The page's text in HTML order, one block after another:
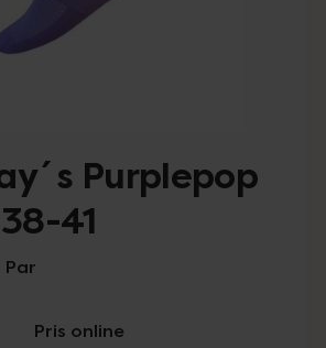
Purplepop
41
Par
Pris online